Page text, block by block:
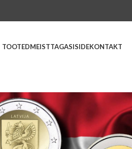
TOOTEDMEISTTAGASISIDEKONTAKT